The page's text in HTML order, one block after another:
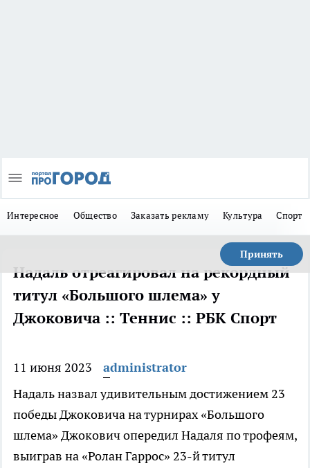
Интересное Общество Заказать рекламу Культура Спорт
Принять
Надаль отреагировал на рекордный
титул «Большого шлема» у
Джоковича :: Теннис :: РБК Спорт
11 июня 2023
administrator
Надаль назвал удивительным достижением 23
победы Джоковича на турнирах «Большого
шлема» Джокович опередил Надаля по трофеям,
выиграв на «Ролан Гаррос» 23-й титул